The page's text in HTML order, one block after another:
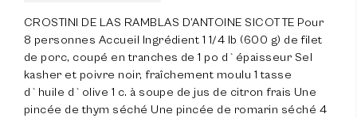
CROSTINI DE LAS RAMBLAS D’ANTOINE SICOTTE Pour
8 personnes Accueil Ingrédient 1 1/4 lb (600 g) de filet
de porc, coupé en tranches de 1 po d`épaisseur Sel
kasher et poivre noir, fraîchement moulu 1 tasse
d`huile d`olive 1 c. à soupe de jus de citron frais Une
pincée de thym séché Une pincée de romarin séché 4